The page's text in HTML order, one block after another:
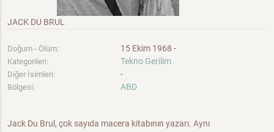
JACK DU BRUL
Doğum - Ölüm: 15 Ekim 1968 -
Kategorileri: Tekno Gerilim
Diğer İsimleri: -
Bölgesi: ABD
Jack Du Brul, çok sayıda macera kitabının yazarı. Aynı